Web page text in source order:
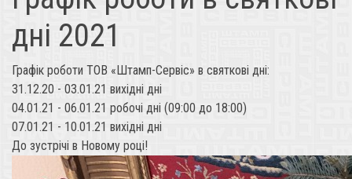
дні 2021
Графік роботи ТОВ «Штамп-Сервіс» в святкові дні:
31.12.20 - 03.01.21 вихідні дні
04.01.21 - 06.01.21 робочі дні (09:00 до 18:00)
07.01.21 - 10.01.21 вихідні дні
До зустрічі в Новому році!